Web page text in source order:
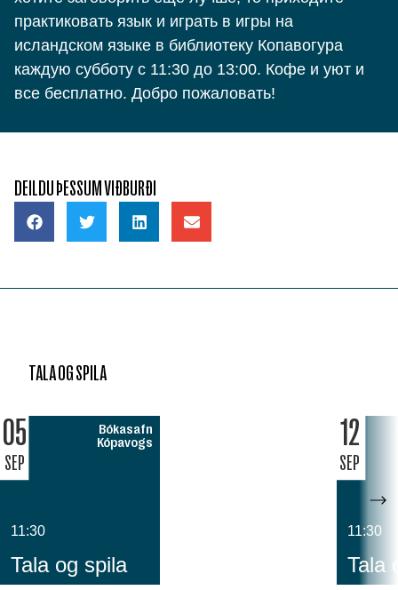
практиковать язык и играть в игры на
исландском языке в библиотеку Копавогура
каждую субботу с 11:30 до 13:00. Кофе и уют и
все бесплатно. Добро пожаловать!
DEILDU ÞESSUM VIÐBURÐI
TALA OG SPILA
05
SEP
Bókasafn
Kópavogs
11:30
Tala og spila
12
SEP
11:30
Tala